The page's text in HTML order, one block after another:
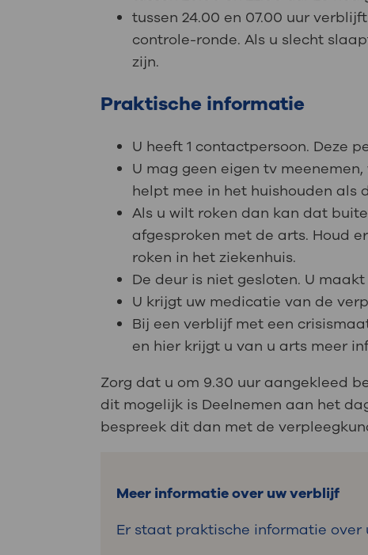
tussen 24.00 en 07.00 uur
controle-ronde. Als u slecht
zijn.
Praktische informatie
U heeft 1 contactpersoon. Deze
U mag geen eigen tv
helpt mee in het huishouden als
Als u wilt roken dan kan dat
afgesproken met de arts. Houd
roken in het ziekenhuis.
De deur is niet gesloten. U
U krijgt uw medicatie van de
Bij een verblijf met een
en hier krijgt u van u arts meer
Zorg dat u om 9.30 uur aangekleed
dit mogelijk is Deelnemen aan het
bespreek dit dan met de
Meer informatie over uw verblijf
Er staat praktische informatie